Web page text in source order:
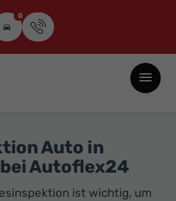
0
Auto in
Autoflex24
ist wichtig, um